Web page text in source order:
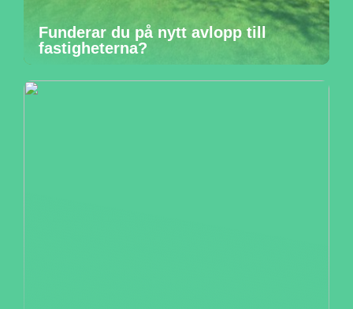
Funderar du på nytt avlopp till
fastigheterna?